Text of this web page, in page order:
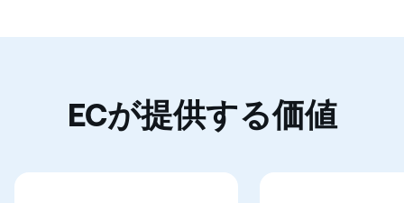
ECが提供する価値